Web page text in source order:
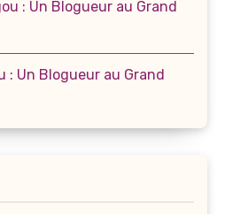
: Un Blogueur au Grand
: Un Blogueur au Grand